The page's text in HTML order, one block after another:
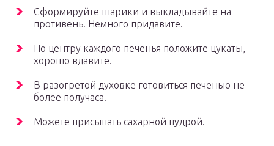
Сформируйте шарики и выкладывайте на
противень. Немного придавите.
По центру каждого печенья положите цукаты,
хорошо вдавите.
В разогретой духовке готовиться печенью не
более получаса.
Можете присыпать сахарной пудрой.